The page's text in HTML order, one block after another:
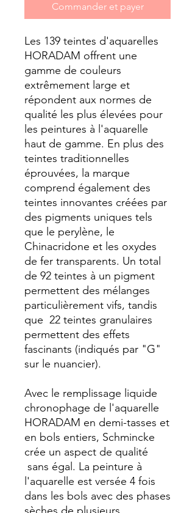
Commander et payer
Les 139 teintes d'aquarelles
HORADAM offrent une
gamme de couleurs
extrêmement large et
répondent aux normes de
qualité les plus élevées pour
les peintures à l'aquarelle
haut de gamme. En plus des
teintes traditionnelles
éprouvées, la marque
comprend également des
teintes innovantes créées par
des pigments uniques tels
que le perylène, le
Chinacridone et les oxydes
de fer transparents. Un total
de 92 teintes à un pigment
permettent des mélanges
particulièrement vifs, tandis
que 22 teintes granulaires
permettent des effets
fascinants (indiqués par "G"
sur le nuancier).
Avec le remplissage liquide
chronophage de l'aquarelle
HORADAM en demi-tasses et
en bols entiers, Schmincke
crée un aspect de qualité
sans égal. La peinture à
l'aquarelle est versée 4 fois
dans les bols avec des phases